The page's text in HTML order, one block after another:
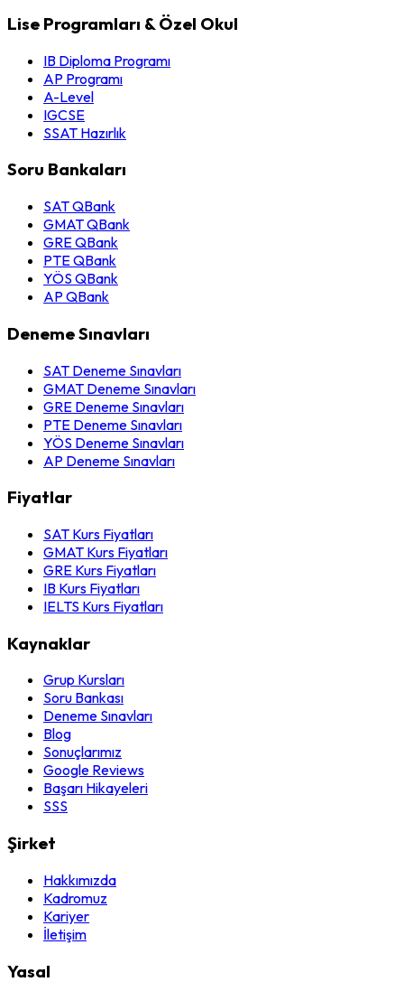
Lise Programları & Özel Okul
IB Diploma Programı
AP Programı
A-Level
IGCSE
SSAT Hazırlık
Soru Bankaları
SAT QBank
GMAT QBank
GRE QBank
PTE QBank
YÖS QBank
AP QBank
Deneme Sınavları
SAT Deneme Sınavları
GMAT Deneme Sınavları
GRE Deneme Sınavları
PTE Deneme Sınavları
YÖS Deneme Sınavları
AP Deneme Sınavları
Fiyatlar
SAT Kurs Fiyatları
GMAT Kurs Fiyatları
GRE Kurs Fiyatları
IB Kurs Fiyatları
IELTS Kurs Fiyatları
Kaynaklar
Grup Kursları
Soru Bankası
Deneme Sınavları
Blog
Sonuçlarımız
Google Reviews
Başarı Hikayeleri
SSS
Şirket
Hakkımızda
Kadromuz
Kariyer
İletişim
Yasal